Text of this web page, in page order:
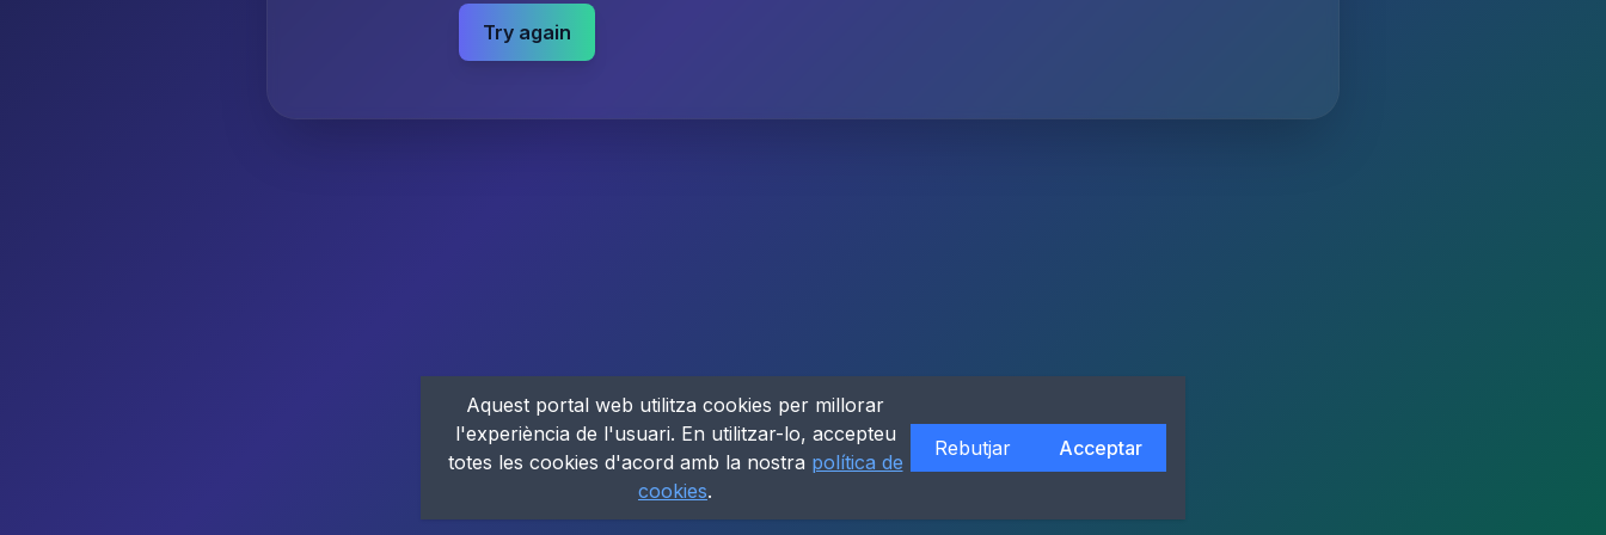
Try again
Aquest portal web utilitza cookies per millorar
l'experiència de l'usuari. En utilitzar-lo, accepteu
totes les cookies d'acord amb la nostra política de
cookies.
Rebutjar Acceptar